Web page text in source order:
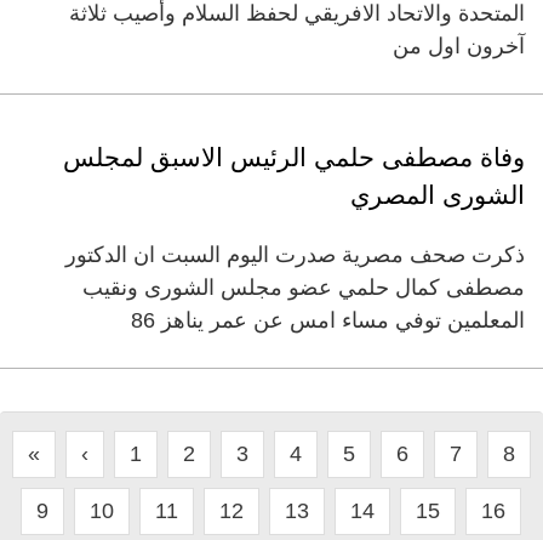
المتحدة والاتحاد الافريقي لحفظ السلام وأصيب ثلاثة
آخرون اول من
وفاة مصطفى حلمي الرئيس الاسبق لمجلس
الشورى المصري
ذكرت صحف مصرية صدرت اليوم السبت ان الدكتور
مصطفى كمال حلمي عضو مجلس الشورى ونقيب
المعلمين توفي مساء امس عن عمر يناهز 86
« ‹ 1 2 3 4 5 6 7 8
9 10 11 12 13 14 15 16